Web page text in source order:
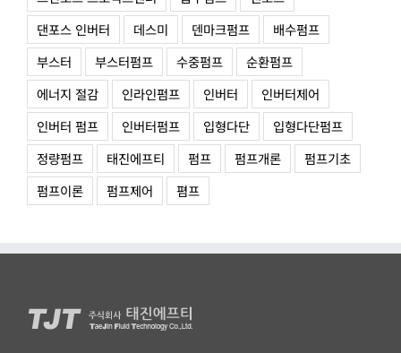
댄포스 인버터
데스미 덴마크펌프
배수펌프
부스터
부스터펌프 수중펌프
순환펌프
에너지 절감
인라인펌프 인버터
인버터제어
인버터 펌프
인버터펌프 입형다단
입형다단펌프
정량펌프
태진에프티 펌프 펌프개론
펌프기초
펌프이론
펌프제어 폄프